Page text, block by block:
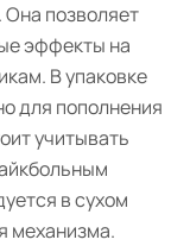
Она позволяет
эффекты на
В упаковке
для пополнения
учитывать
в сухом
механизма.